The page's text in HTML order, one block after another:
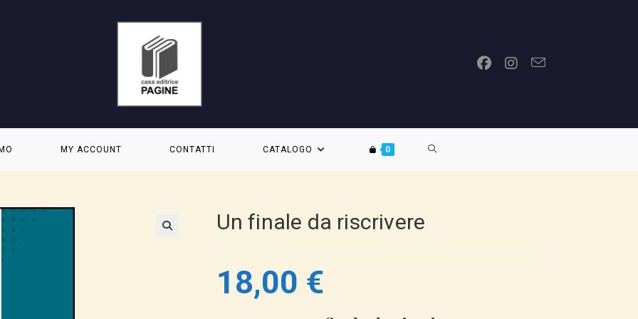
MY ACCOUNT CONTATTI CATALOGO 0 ATTIVA/DISATTIVA
Un finale da riscrivere
18,00 €